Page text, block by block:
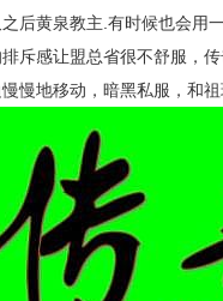
之后黄泉教主.有时候也会用
排斥感让盟总省很不舒服，
慢地移动，暗黑私服，和